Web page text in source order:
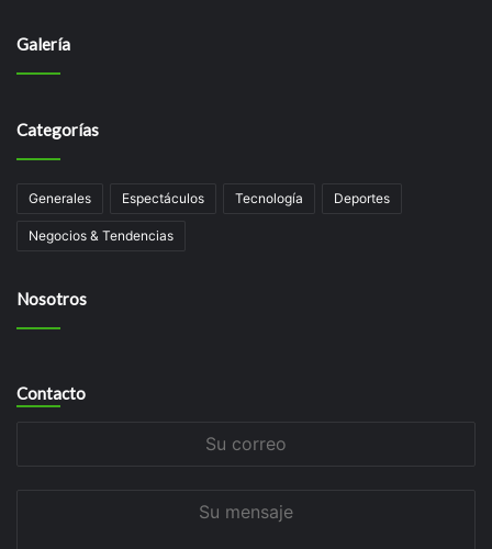
Galería
Categorías
Generales Espectáculos Tecnologí­a Deportes
Negocios & Tendencias
Nosotros
Contacto